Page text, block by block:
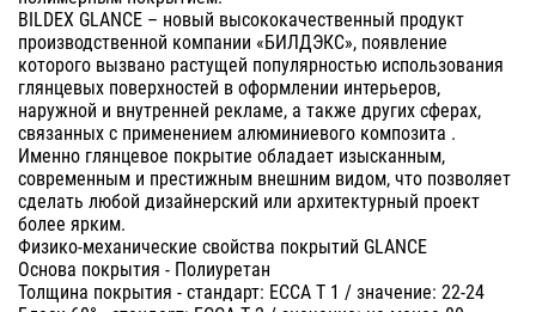
BILDEX GLANCE – новый высококачественный продукт
производственной компании «БИЛДЭКС», появление
которого вызвано растущей популярностью использования
глянцевых поверхностей в оформлении интерьеров,
наружной и внутренней рекламе, а также других сферах,
связанных с применением алюминиевого композита .
Именно глянцевое покрытие обладает изысканным,
современным и престижным внешним видом, что позволяет
сделать любой дизайнерский или архитектурный проект
более ярким.
Физико-механические свойства покрытий GLANCE
Основа покрытия - Полиуретан
Толщина покрытия - стандарт: ECCA T 1 / значение: 22-24